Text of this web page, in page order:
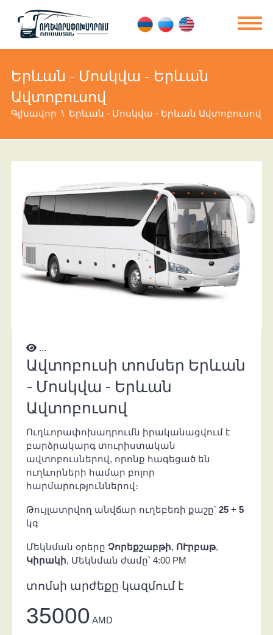
Երևան - Մոսկվա - Երևան
Ավտոբուսով
Գլխավոր Երևան - Մոսկվա - Երևան Ավտոբուսով
...
Ավտոբուսի տոմսեր Երևան
- Մոսկվա - Երևան
Ավտոբուսով
Ուղևորափոխադրումն իրականացվում է
բարձրակարգ տուրիստական
ավտոբուսներով, որոնք հագեցած են
ուղևորների համար բոլոր
հարմարություններով։
Թույլատրվող անվճար ուղեբեռի քաշը՝ 25+ 5
կգ
Մեկնման օրերը Չորեքշաբթի, ՈՒրբաթ,
Կիրակի, Մեկնման ժամը՝ 4:00 PM
տոմսի արժեքը կազմում է
35000 AMD